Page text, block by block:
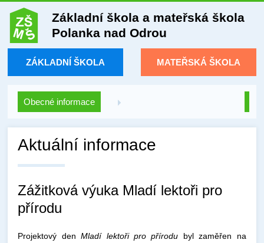
Základní škola a mateřská škola
Polanka nad Odrou
ZÁKLADNÍ ŠKOLA MATEŘSKÁ ŠKOLA
Obecné informace
Aktuální informace
Zážitková výuka Mladí lektoři pro
přírodu
Projektový denMladí lektoři pro přírodu byl zaměřen na